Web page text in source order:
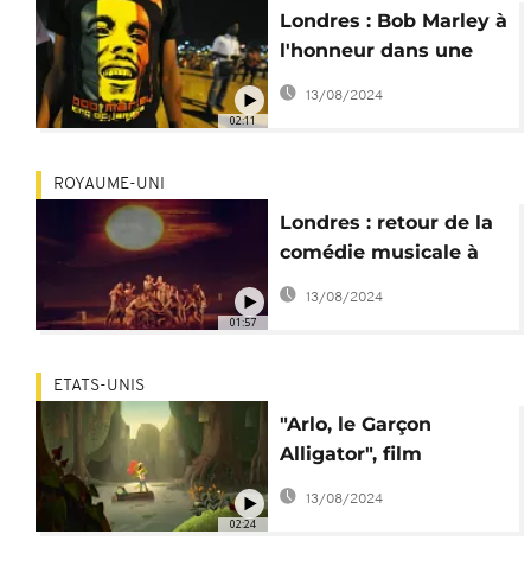
02:11
Londres : Bob Marley à
l'honneur dans une
comédie musicale
13/08/2024
01:57
ROYAUME-UNI
Londres : retour de la
comédie musicale à
succès "Le Prince
d'Egypte"
13/08/2024
02:24
ETATS-UNIS
"Arlo, le Garçon
Alligator", film
d'animation musical
13/08/2024